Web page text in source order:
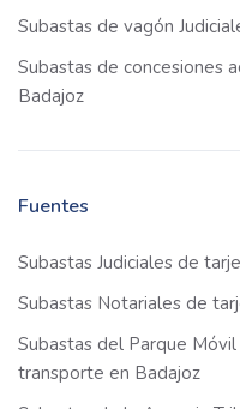
Subastas de vagón
Subastas de concesiones
Badajoz
Fuentes
Subastas Judiciales de
Subastas Notariales de
Subastas del Parque
transporte en Badajoz